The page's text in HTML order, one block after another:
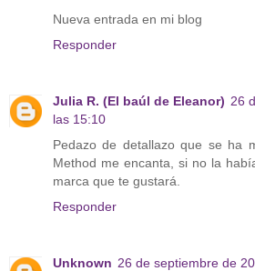
Nueva entrada en mi blog
Responder
Julia R. (El baúl de Eleanor) 26
las 15:10
Pedazo de detallazo que se ha
Method me encanta, si no la
marca que te gustará.
Responder
Unknown 26 de septiembre de